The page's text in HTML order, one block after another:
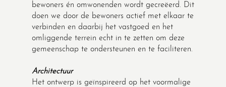
bewoners én omwonenden wordt gecreëerd. Dit
doen we door de bewoners actief met elkaar te
verbinden en daarbij het vastgoed en het
omliggende terrein echt in te zetten om deze
gemeenschap te ondersteunen en te faciliteren.
Architectuur
Het ontwerp is geïnspireerd op het voormalige